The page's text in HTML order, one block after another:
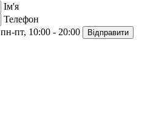
Ім'я
Телефон
пн-пт, 10:00 - 20:00 Відправити